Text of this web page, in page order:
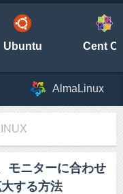
Ubuntu Cent
AlmaLinux
LINUX
モニターに合わせ
する方法